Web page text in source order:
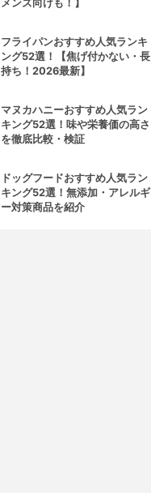
メンズ向けも！】
フライパンおすすめ人気ランキ
ング52選！【焦げ付かない・長
持ち！2026最新】
マヌカハニーおすすめ人気ラン
キング52選！味や栄養価の高さ
を徹底比較・検証
ドッグフードおすすめ人気ラン
キング52選！無添加・アレルギ
ー対策商品を紹介